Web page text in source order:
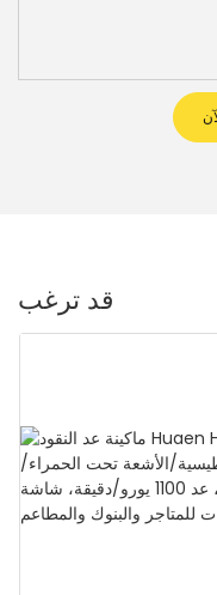
قد ترغب